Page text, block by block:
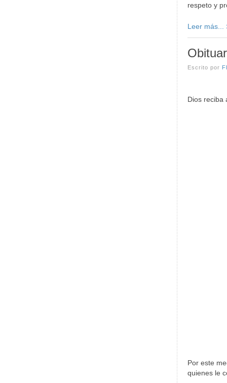
respeto y
Leer más...
Escrito por
Dios reciba
Por este
quienes le